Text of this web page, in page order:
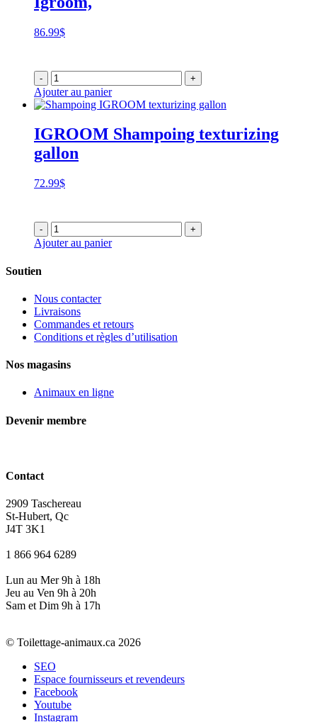
86.99$
- +
Ajouter au panier
IGROOM Shampoing texturizing
gallon
72.99$
- +
Ajouter au panier
Soutien
Nous contacter
Livraisons
Commandes et retours
Conditions et règles d’utilisation
Nos magasins
Animaux en ligne
Devenir membre
Contact
2909 Taschereau
St-Hubert, Qc
J4T 3K1
1 866 964 6289
Lun au Mer 9h à 18h
Jeu au Ven 9h à 20h
Sam et Dim 9h à 17h
© Toilettage-animaux.ca 2026
SEO
Espace fournisseurs et revendeurs
Facebook
Youtube
Instagram